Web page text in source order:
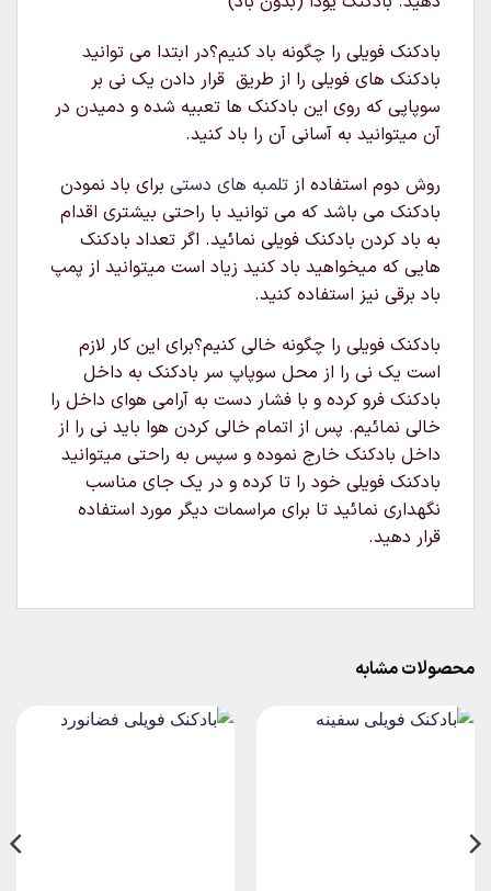
بادکنک فویلی را چگونه باد کنیم؟در ابتدا می توانید
بادکنک های فویلی را از طریق قرار دادن یک نی بر
سوپاپی که روی این بادکنک ها تعبیه شده و دمیدن در
آن میتوانید به آسانی آن را باد کنید.
روش دوم استفاده از تلمبه های دستی برای باد نمودن
بادکنک می باشد که می توانید با راحتی بیشتری اقدام
به باد کردن بادکنک فویلی نمائید. اگر تعداد بادکنک
هایی که میخواهید باد کنید زیاد است میتوانید از پمپ
باد برقی نیز استفاده کنید.
بادکنک فویلی را چگونه خالی کنیم؟برای این کار لازم
است یک نی را از محل سوپاپ سر بادکنک به داخل
بادکنک فرو کرده و با فشار دست به آرامی هوای داخل را
خالی نمائیم. پس از اتمام خالی کردن هوا باید نی را از
داخل بادکنک خارج نموده و سپس به راحتی میتوانید
بادکنک فویلی خود را تا کرده و در یک جای مناسب
نگهداری نمائید تا برای مراسمات دیگر مورد استفاده
قرار دهید.
محصولات مشابه